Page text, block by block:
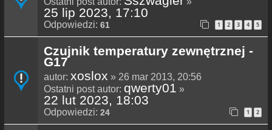
25 lip 2023, 17:10
Odpowiedzi: 61 1 2 3 4 5
Czujnik temperatury zewnętrznej -
G17
autor: xoslox » 26 mar 2013, 20:56
Ostatni post autor: qwerty01 »
22 lut 2023, 18:03
Odpowiedzi: 24 1 2